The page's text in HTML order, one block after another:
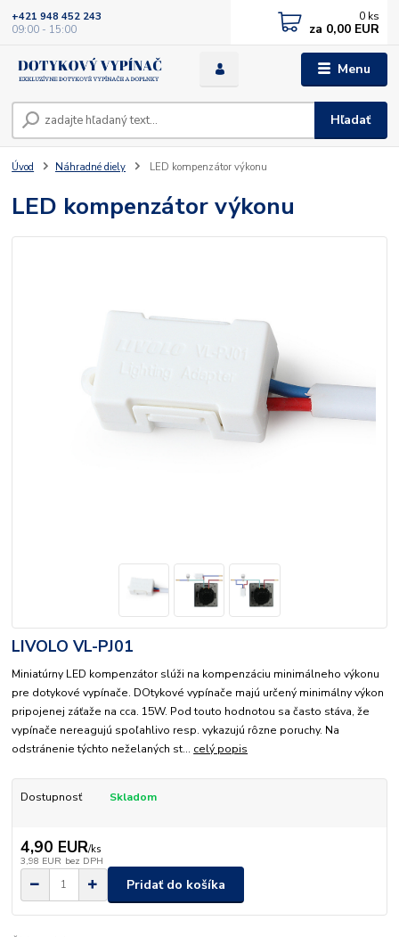
Menu
Hľadať
+421 948 452 243
09:00 - 15:00
0 ks
za 0,00 EUR
Úvod Náhradné diely LED kompenzátor výkonu
LED kompenzátor výkonu
LIVOLO VL-PJ01
Miniatúrny LED kompenzátor slúži na kompenzáciu minimálneho výkonu
pre dotykové vypínače. DOtykové vypínače majú určený minimálny výkon
pripojenej záťaže na cca. 15W. Pod touto hodnotou sa často stáva, že
vypínače nereagujú spoľahlivo resp. vykazujú rôzne poruchy. Na
odstránenie týchto neželaných st... celý popis
Dostupnosť Skladom
4,90 EUR/ks
3,98 EUR bez DPH
Pridať do košíka